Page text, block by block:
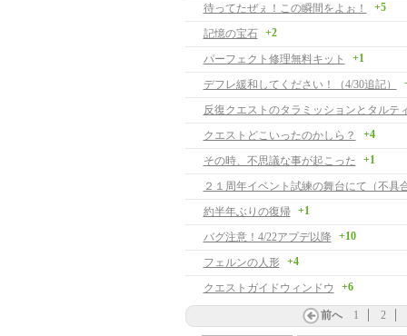
待ってたぜぇ！この瞬間をよぉ！
+5
記憶の宝石 +2
パーフェクト修理無料キット +1
デフレ緩和してください！（4/30追記）
クエストどこいったのかしら？ +4
その時、不思議な事が起こった +1
２１周年イベント試練の舞台にて（不具
約半年ぶりの復帰
+1
バグ注意！4/22アプデ以降 +10
フェルンの人形 +4
クエストガイドウィンドウ +6
前へ 1 2